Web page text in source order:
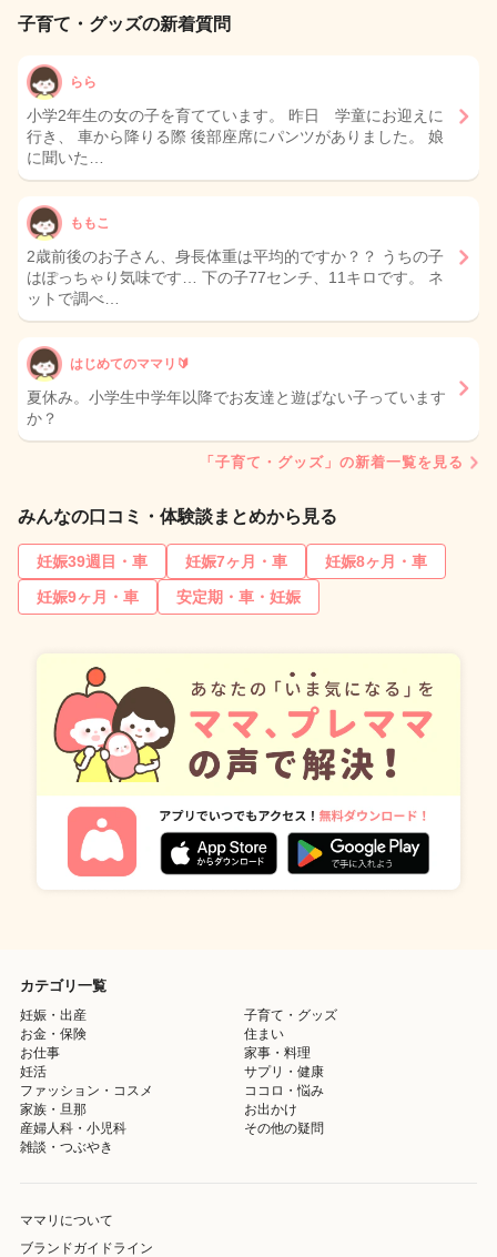
子育て・グッズの新着質問
らら
小学2年生の女の子を育てています。 昨日 学童にお迎えに
行き、 車から降りる際 後部座席にパンツがありました。 娘
に聞いた…
ももこ
2歳前後のお子さん、身長体重は平均的ですか？？ うちの子
はぽっちゃり気味です… 下の子77センチ、11キロです。 ネ
ットで調べ…
はじめてのママリ🔰
夏休み。小学生中学年以降でお友達と遊ばない子っています
か？
「子育て・グッズ」の新着一覧を見る
みんなの口コミ・体験談まとめから見る
妊娠39週目・車 妊娠7ヶ月・車
妊娠8ヶ月・車
妊娠9ヶ月・車
安定期・車・妊娠
カテゴリ一覧
妊娠・出産
子育て・グッズ
お金・保険
住まい
お仕事
家事・料理
妊活
サプリ・健康
ファッション・コスメ
ココロ・悩み
家族・旦那
お出かけ
産婦人科・小児科
その他の疑問
雑談・つぶやき
ママリについて
ブランドガイドライン